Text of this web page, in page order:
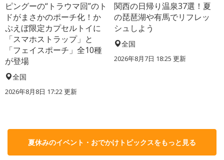
ピングーの“トラウマ回”のト
ドがまさかのポーチ化！か
ぷえぼ限定カプセルトイに
「スマホストラップ」と
「フェイスポーチ」全10種
が登場
全国
2026年8月8日 17:22更新
関西の日帰り温泉37選！夏
の琵琶湖や有馬でリフレッ
シュしよう
全国
2026年8月7日 18:25 更新
夏休みのイベント・おでかけトピックスをもっと見る